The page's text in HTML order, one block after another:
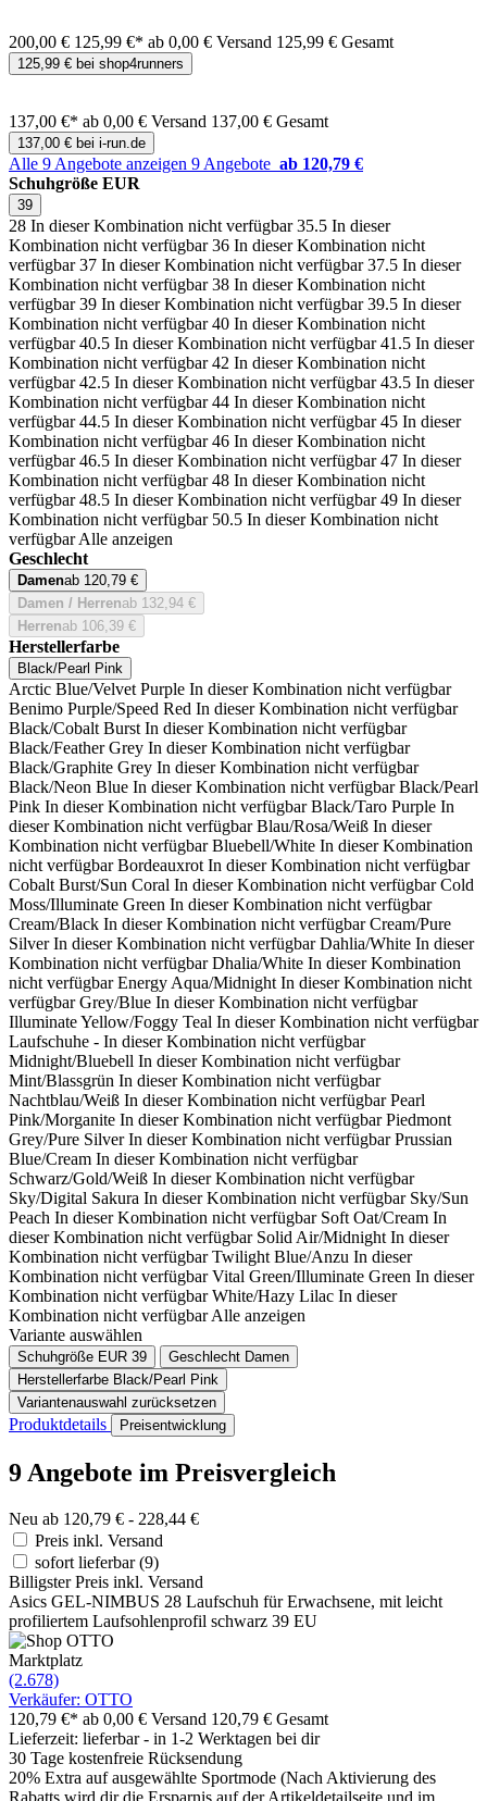
200,00 € 125,99 €* ab 0,00 € Versand 125,99 € Gesamt
125,99 € bei shop4runners
137,00 €* ab 0,00 € Versand 137,00 € Gesamt
137,00 € bei i-run.de
Alle 9 Angebote anzeigen 9 Angebote ab 120,79 €
Schuhgröße EUR
39
28 In dieser Kombination nicht verfügbar 35.5 In dieser
Kombination nicht verfügbar 36 In dieser Kombination nicht
verfügbar 37 In dieser Kombination nicht verfügbar 37.5 In dieser
Kombination nicht verfügbar 38 In dieser Kombination nicht
verfügbar 39 In dieser Kombination nicht verfügbar 39.5 In dieser
Kombination nicht verfügbar 40 In dieser Kombination nicht
verfügbar 40.5 In dieser Kombination nicht verfügbar 41.5 In dieser
Kombination nicht verfügbar 42 In dieser Kombination nicht
verfügbar 42.5 In dieser Kombination nicht verfügbar 43.5 In dieser
Kombination nicht verfügbar 44 In dieser Kombination nicht
verfügbar 44.5 In dieser Kombination nicht verfügbar 45 In dieser
Kombination nicht verfügbar 46 In dieser Kombination nicht
verfügbar 46.5 In dieser Kombination nicht verfügbar 47 In dieser
Kombination nicht verfügbar 48 In dieser Kombination nicht
verfügbar 48.5 In dieser Kombination nicht verfügbar 49 In dieser
Kombination nicht verfügbar 50.5 In dieser Kombination nicht
verfügbar Alle anzeigen
Geschlecht
Damenab 120,79 €
Damen / Herrenab 132,94 €
Herrenab 106,39 €
Herstellerfarbe
Black/Pearl Pink
Arctic Blue/Velvet Purple In dieser Kombination nicht verfügbar
Benimo Purple/Speed Red In dieser Kombination nicht verfügbar
Black/Cobalt Burst In dieser Kombination nicht verfügbar
Black/Feather Grey In dieser Kombination nicht verfügbar
Black/Graphite Grey In dieser Kombination nicht verfügbar
Black/Neon Blue In dieser Kombination nicht verfügbar Black/Pearl
Pink In dieser Kombination nicht verfügbar Black/Taro Purple In
dieser Kombination nicht verfügbar Blau/Rosa/Weiß In dieser
Kombination nicht verfügbar Bluebell/White In dieser Kombination
nicht verfügbar Bordeauxrot In dieser Kombination nicht verfügbar
Cobalt Burst/Sun Coral In dieser Kombination nicht verfügbar Cold
Moss/Illuminate Green In dieser Kombination nicht verfügbar
Cream/Black In dieser Kombination nicht verfügbar Cream/Pure
Silver In dieser Kombination nicht verfügbar Dahlia/White In dieser
Kombination nicht verfügbar Dhalia/White In dieser Kombination
nicht verfügbar Energy Aqua/Midnight In dieser Kombination nicht
verfügbar Grey/Blue In dieser Kombination nicht verfügbar
Illuminate Yellow/Foggy Teal In dieser Kombination nicht verfügbar
Laufschuhe - In dieser Kombination nicht verfügbar
Midnight/Bluebell In dieser Kombination nicht verfügbar
Mint/Blassgrün In dieser Kombination nicht verfügbar
Nachtblau/Weiß In dieser Kombination nicht verfügbar Pearl
Pink/Morganite In dieser Kombination nicht verfügbar Piedmont
Grey/Pure Silver In dieser Kombination nicht verfügbar Prussian
Blue/Cream In dieser Kombination nicht verfügbar
Schwarz/Gold/Weiß In dieser Kombination nicht verfügbar
Sky/Digital Sakura In dieser Kombination nicht verfügbar Sky/Sun
Peach In dieser Kombination nicht verfügbar Soft Oat/Cream In
dieser Kombination nicht verfügbar Solid Air/Midnight In dieser
Kombination nicht verfügbar Twilight Blue/Anzu In dieser
Kombination nicht verfügbar Vital Green/Illuminate Green In dieser
Kombination nicht verfügbar White/Hazy Lilac In dieser
Kombination nicht verfügbar Alle anzeigen
Variante auswählen
Schuhgröße EUR 39 Geschlecht Damen
Herstellerfarbe Black/Pearl Pink
Variantenauswahl zurücksetzen
Produktdetails Preisentwicklung
9 Angebote im Preisvergleich
Neu ab 120,79 € - 228,44 €
Preis inkl. Versand
sofort lieferbar(9)
Billigster Preis inkl. Versand
Asics GEL-NIMBUS 28 Laufschuh für Erwachsene, mit leicht
profiliertem Laufsohlenprofil schwarz 39 EU
Marktplatz
(2.678)
Verkäufer: OTTO
120,79 €* ab 0,00 € Versand 120,79 € Gesamt
Lieferzeit: lieferbar - in 1-2 Werktagen bei dir
30 Tage kostenfreie Rücksendung
20% Extra auf ausgewählte Sportmode (Nach Aktivierung des
Rabatts wird dir die Ersparnis auf der Artikeldetailseite und im